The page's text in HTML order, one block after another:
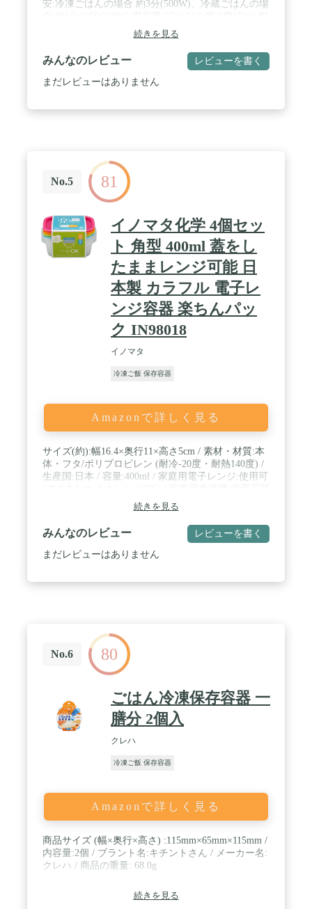
安:冷凍ごはんの場合 約3分(500W)、冷蔵ごはんの場
熱温度:140℃、耐冷温度:-20℃ 電子レンジ対応 抗菌
剤:無機系抗菌剤ゼオミック / 生産国:日本 / ざるの効
果で蒸し器のようにご飯やシュウマイをふっくら仕
上げます。一人暮らしの方にはもちろん、少量から
でも保存可能なのでぱぱっと使えてササッと洗えま
続きを見る
みんなのレビュー レビューを書く
まだレビューはありません
No.5 81
イノマタ化学 4個セッ
ト 角型 400ml 蓋をし
たままレンジ可能 日
本製 カラフル 電子レ
ンジ容器 楽ちんパッ
ク IN98018
イノマタ
冷凍ご飯 保存容器
Amazonで詳しく見る
サイズ(約):幅16.4×奥行11×高さ5cm / 素材・材質:本
体・フタ/ポリプロピレン (耐冷-20度・耐熱140度) /
生産国:日本 / 容量:400ml / 家庭用電子レンジ:使用可
続きを見る
みんなのレビュー レビューを書く
まだレビューはありません
No.6 80
ごはん冷凍保存容器 一
膳分 2個入
クレハ
冷凍ご飯 保存容器
Amazonで詳しく見る
商品サイズ (幅×奥行×高さ) :115mm×65mm×115mm /
内容量:2個 / ブラント名:キチントさん / メーカー名:
クレハ / 商品の重量: 68.0g
続きを見る